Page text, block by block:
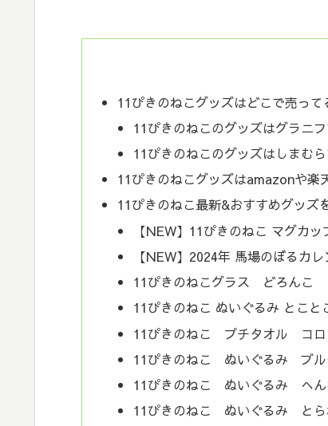
11ぴきのねこグッズはどこで売って
11ぴきのねこのグッズはグラニ
11ぴきのねこのグッズはしまむ
11ぴきのねこグッズはamazonや楽
11ぴきのねこ最新&おすすめグッズ
【NEW】11ぴきのねこ マグカッ
【NEW】2024年 馬場のぼるカ
11ぴきのねこグラス どろんこ
11ぴきのねこ ぬいぐるみ とこと
11ぴきのねこ プチタオル コロ
11ぴきのねこ ぬいぐるみ ブル
11ぴきのねこ ぬいぐるみ へん
11ぴきのねこ ぬいぐるみ とら